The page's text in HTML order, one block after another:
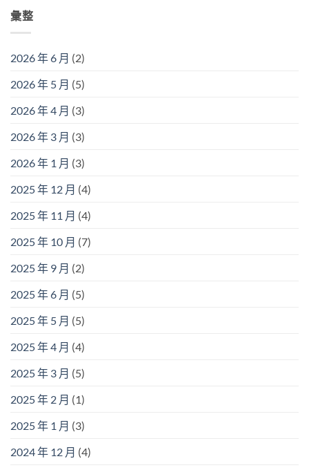
彙整
2026 年 6 月 (2)
2026 年 5 月 (5)
2026 年 4 月 (3)
2026 年 3 月 (3)
2026 年 1 月 (3)
2025 年 12 月 (4)
2025 年 11 月 (4)
2025 年 10 月 (7)
2025 年 9 月 (2)
2025 年 6 月 (5)
2025 年 5 月 (5)
2025 年 4 月 (4)
2025 年 3 月 (5)
2025 年 2 月 (1)
2025 年 1 月 (3)
2024 年 12 月 (4)